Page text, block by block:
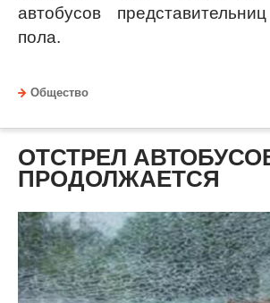
автобусов
пола.
Общество
ОТСТРЕЛ
ПРОДОЛЖАЕТСЯ